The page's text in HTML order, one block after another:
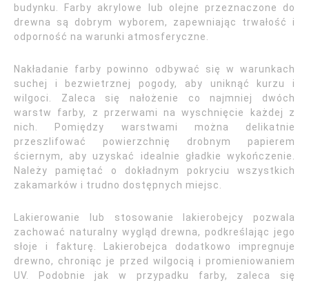
budynku. Farby akrylowe lub olejne przeznaczone do
drewna są dobrym wyborem, zapewniając trwałość i
odporność na warunki atmosferyczne.
Nakładanie farby powinno odbywać się w warunkach
suchej i bezwietrznej pogody, aby uniknąć kurzu i
wilgoci. Zaleca się nałożenie co najmniej dwóch
warstw farby, z przerwami na wyschnięcie każdej z
nich. Pomiędzy warstwami można delikatnie
przeszlifować powierzchnię drobnym papierem
ściernym, aby uzyskać idealnie gładkie wykończenie.
Należy pamiętać o dokładnym pokryciu wszystkich
zakamarków i trudno dostępnych miejsc.
Lakierowanie lub stosowanie lakierobejcy pozwala
zachować naturalny wygląd drewna, podkreślając jego
słoje i fakturę. Lakierobejca dodatkowo impregnuje
drewno, chroniąc je przed wilgocią i promieniowaniem
UV. Podobnie jak w przypadku farby, zaleca się